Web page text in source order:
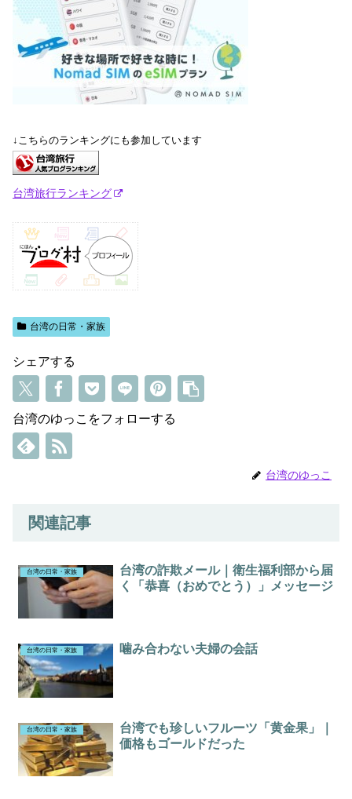
↓こちらのランキングにも参加しています
台湾旅行ランキング
台湾の日常・家族
シェアする
台湾のゆっこをフォローする
台湾のゆっこ
関連記事
台湾の日常・家族
台湾の詐欺メール｜衛生福利部から届
く「恭喜（おめでとう）」メッセージ
台湾の日常・家族 噛み合わない夫婦の会話
台湾の日常・家族
台湾でも珍しいフルーツ「黄金果」｜
価格もゴールドだった